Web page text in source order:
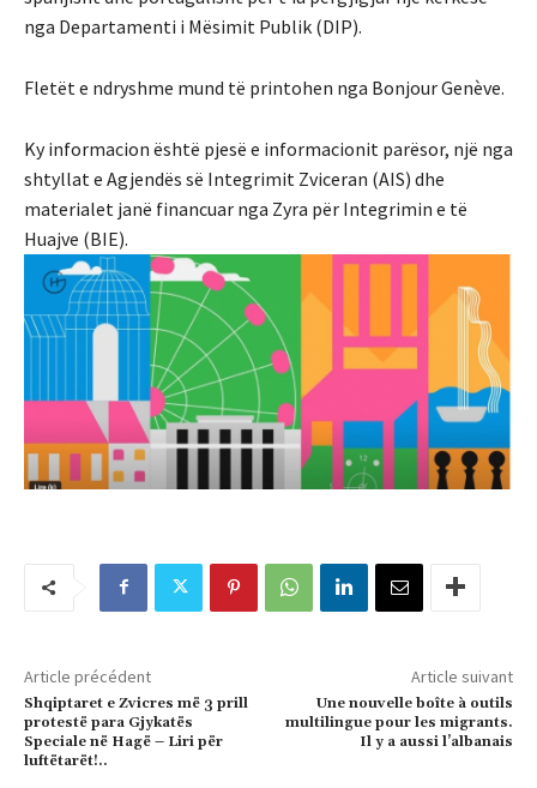
nga Departamenti i Mësimit Publik (DIP).
Fletët e ndryshme mund të printohen nga Bonjour Genève.
Ky informacion është pjesë e informacionit parësor, një nga
shtyllat e Agjendës së Integrimit Zviceran (AIS) dhe
materialet janë financuar nga Zyra për Integrimin e të
Huajve (BIE).
Article précédent
Shqiptaret e Zvicres më 3 prill
protestë para Gjykatës
Speciale në Hagë – Liri për
luftëtarët!..
Article suivant
Une nouvelle boîte à outils
multilingue pour les migrants.
Il y a aussi l’albanais